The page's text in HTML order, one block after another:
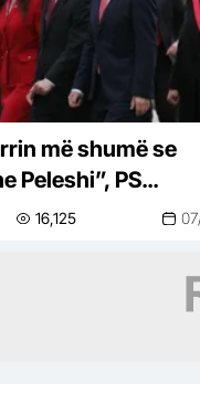
më shumë se
Peleshi”, PS
pagave të
16,125